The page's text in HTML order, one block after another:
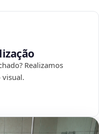
Realizamos
visual.